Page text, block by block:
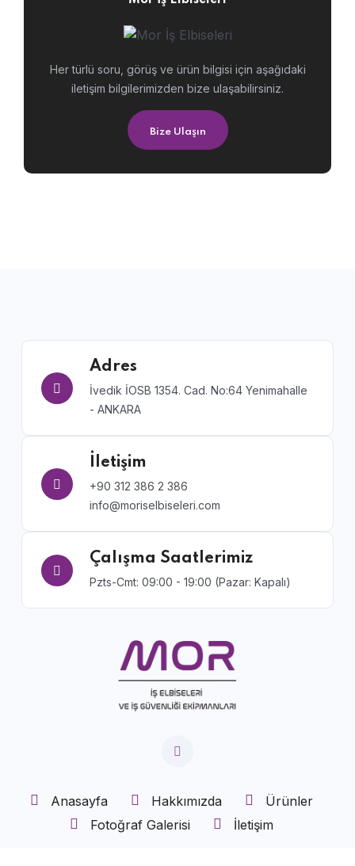
Her türlü soru, görüş ve ürün bilgisi için aşağıdaki
iletişim bilgilerimizden bize ulaşabilirsiniz.
Bize Ulaşın
Adres
İvedik İOSB 1354. Cad. No:64 Yenimahalle
- ANKARA
İletişim
+90 312 386 2 386
info@moriselbiseleri.com
Çalışma Saatlerimiz
Pzts-Cmt: 09:00 - 19:00 (Pazar: Kapalı)
Anasayfa Hakkımızda
Ürünler
Fotoğraf Galerisi
İletişim